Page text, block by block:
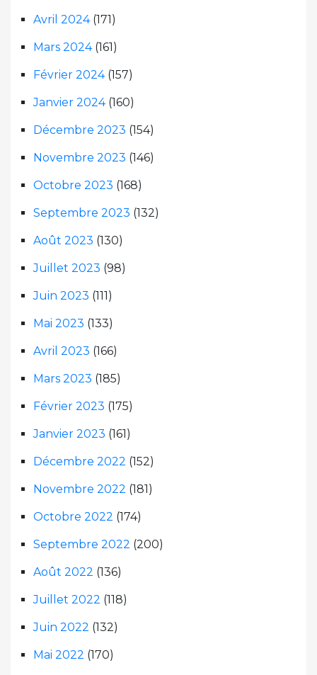
Avril 2024(171)
Mars 2024(161)
Février 2024(157)
Janvier 2024(160)
Décembre 2023 (154)
Novembre 2023 (146)
Octobre 2023 (168)
Septembre 2023 (132)
Août 2023 (130)
Juillet 2023 (98)
Juin 2023 (111)
Mai 2023 (133)
Avril 2023 (166)
Mars 2023 (185)
Février 2023 (175)
Janvier 2023 (161)
Décembre 2022 (152)
Novembre 2022 (181)
Octobre 2022 (174)
Septembre 2022 (200)
Août 2022 (136)
Juillet 2022 (118)
Juin 2022 (132)
Mai 2022 (170)